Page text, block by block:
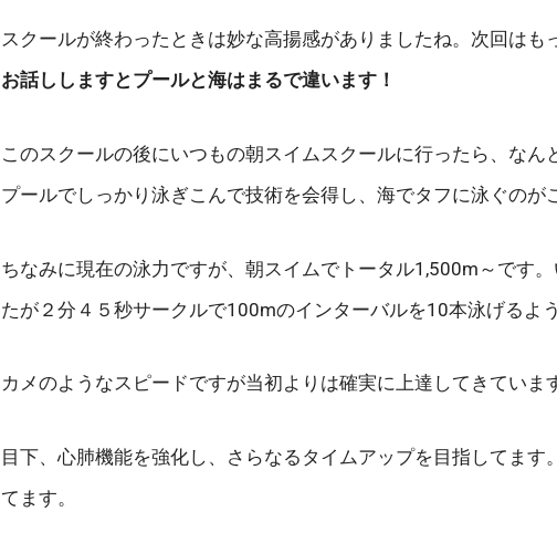
スクールが終わったときは妙な高揚感がありましたね。次回はも
お話ししますとプールと海はまるで違います！
このスクールの後にいつもの朝スイムスクールに行ったら、なん
プールでしっかり泳ぎこんで技術を会得し、海でタフに泳ぐのが
ちなみに現在の泳力ですが、朝スイムでトータル1,500m～です
たが２分４５秒サークルで100mのインターバルを10本泳げるよ
カメのようなスピードですが当初よりは確実に上達してきていま
目下、心肺機能を強化し、さらなるタイムアップを目指してま
てます。